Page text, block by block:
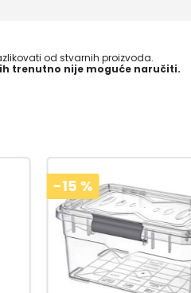
od stvarnih proizvoda.
trenutno nije moguće naručiti.
-15 %